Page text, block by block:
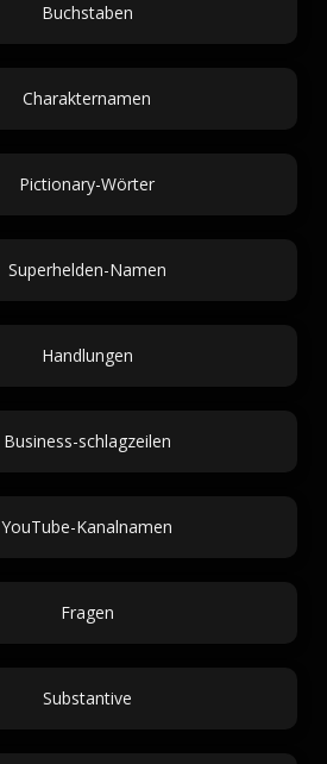
Buchstaben
Charakternamen
Pictionary-Wörter
Superhelden-Namen
Handlungen
Business-schlagzeilen
YouTube-Kanalnamen
Fragen
Substantive